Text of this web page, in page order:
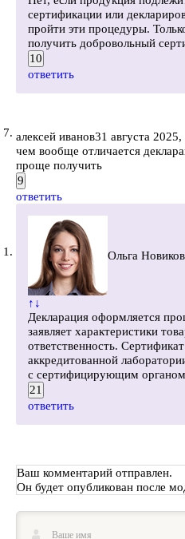
сертификации или
пройти эти процедуры.
получить добровольный
10
ответить
алексей иванов31 августа
чем вообще отличается
проще получить
9
ответить
Ольга
↑ ↓
Декларация оформляется
заявляет характеристики
ответственность.
аккредитованной
с сертифицирующим
21
ответить
Ваш комментарий отправлен.
Он будет опубликован после